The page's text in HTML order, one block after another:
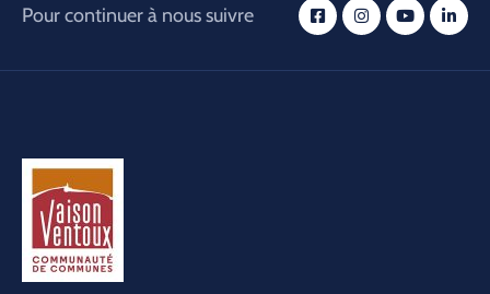
Pour continuer à nous suivre